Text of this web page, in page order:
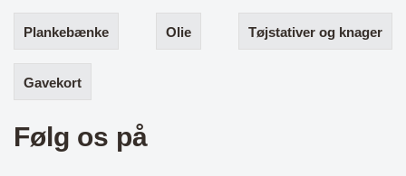
Plankebænke Olie Tøjstativer og knager
Gavekort
Følg os på